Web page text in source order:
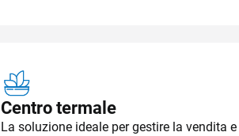
Centro termale
La soluzione ideale per gestire la vendita e